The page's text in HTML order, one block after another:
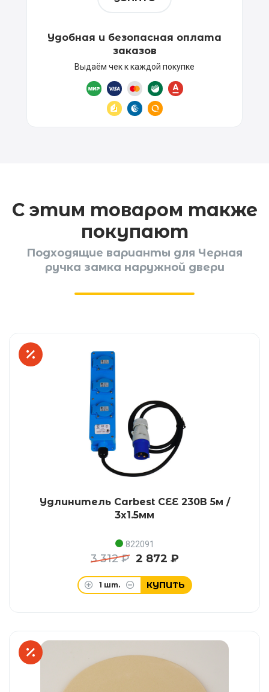
Удобная и безопасная оплата
заказов
Выдаём чек к каждой покупке
С этим товаром также
покупают
Подходящие варианты для Черная
ручка замка наружной двери
Удлинитель Carbest CEE 230В 5м /
3x1.5мм
822091
3 312 ₽ 2 872 ₽
1 шт. КУПИТЬ